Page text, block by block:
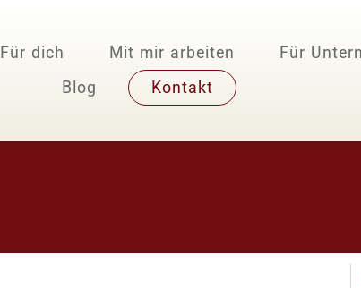
Für dich Mit mir arbeiten Für
Blog
Kontakt